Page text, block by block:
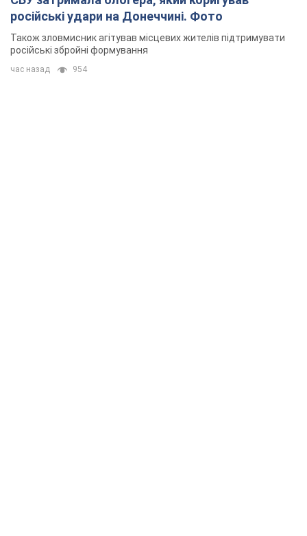
російські удари на Донеччині. Фото
Також зловмисник агітував місцевих жителів підтримувати
російські збройні формування
час назад 954